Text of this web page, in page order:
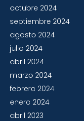
octubre 2024
septiembre 2024
agosto 2024
julio 2024
abril 2024
marzo 2024
febrero 2024
enero 2024
abril 2023